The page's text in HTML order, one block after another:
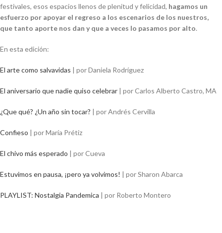
festivales, esos espacios llenos de plenitud y felicidad, hagamos un
esfuerzo por apoyar el regreso a los escenarios de los nuestros,
que tanto aporte nos dan y que a veces lo pasamos por alto.
En esta edición:
El arte como salvavidas | por Daniela Rodríguez
El aniversario que nadie quiso celebrar | por Carlos Alberto Castro, MA
¿Que qué? ¿Un año sin tocar? | por Andrés Cervilla
Confieso | por María Prétiz
El chivo más esperado | por Cueva
Estuvimos en pausa, ¡pero ya volvimos! | por Sharon Abarca
PLAYLIST: Nostalgia Pandemica | por Roberto Montero